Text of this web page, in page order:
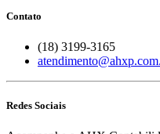
Contato
(18) 3199-3165
Redes Sociais